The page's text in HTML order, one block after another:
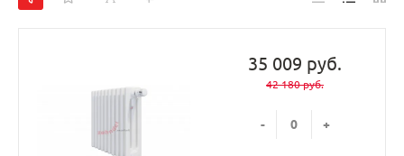
35 009 руб.
42 180 руб.
- +